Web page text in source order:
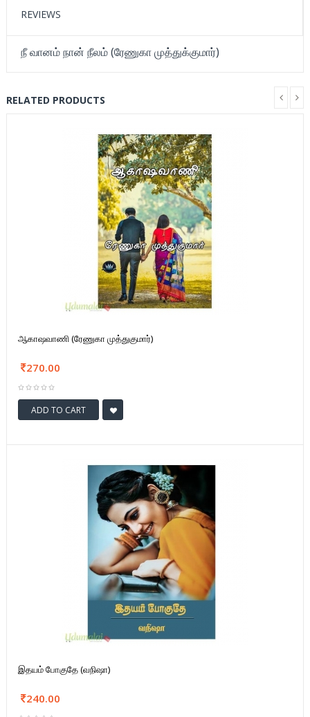
REVIEWS
நீ வானம் நான் நீலம் (ரேணுகா முத்துக்குமார்)
RELATED PRODUCTS
ஆகாஷவாணி (ரேணுகா முத்துகுமார்)
270.00
ADD TO CART
இதயம் போகுதே (வநிஷா)
240.00